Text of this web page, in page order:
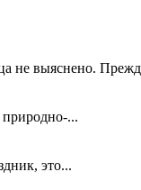
не выяснено.
природно-...
это...